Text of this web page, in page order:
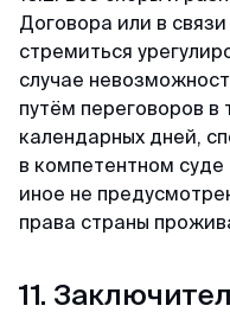
Договора или в
стремиться
случае
путём переговоров в
календарных дней,
в компетентном суде
иное не
права страны
11.